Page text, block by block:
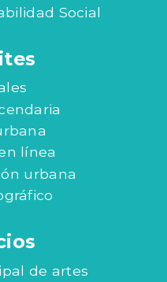
Social
línea
urbana
de artes